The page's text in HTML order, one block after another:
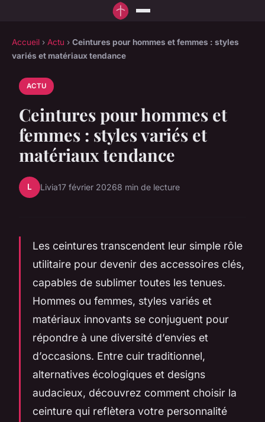
Accueil › Actu › Ceintures pour hommes et femmes : styles
variés et matériaux tendance
ACTU
Ceintures pour hommes et
femmes : styles variés et
matériaux tendance
L Livia17 février 20268 min de lecture
Les ceintures transcendent leur simple rôle
utilitaire pour devenir des accessoires clés,
capables de sublimer toutes les tenues.
Hommes ou femmes, styles variés et
matériaux innovants se conjuguent pour
répondre à une diversité d’envies et
d’occasions. Entre cuir traditionnel,
alternatives écologiques et designs
audacieux, découvrez comment choisir la
ceinture qui reflètera votre personnalité